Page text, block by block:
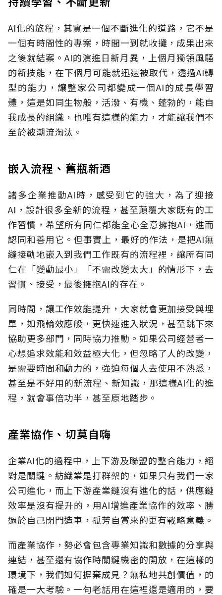
AI化的旅程，其實是一個不斷進化的道路，它不是
一個有時間性的專案，時間一到就收攤，成果出來
之後就結案。AI的演進日新月異，上個月獨領風騷
的新技能，在下個月可能就迅速被取代，透過AI轉
型的能力，讓整家公司都變成一個AI的成長學習
體，這是如同生物般，活潑、有機、蓬勃的，能自
我成長的組織，也唯有這樣的能力，才能讓我們不
至於被潮流淘汰。
嵌入流程、舊瓶新酒
諸多企業推動AI時，感受到它的強大，為了迎接
AI，設計很多全新的流程，甚至顛覆大家既有的工
作習慣，希望所有同仁都能全心全意擁抱AI，進而
認同和善用它。但事實上，最好的作法，是把AI無
縫接軌地嵌入到我們工作既有的流程裡，讓所有同
仁在「變動最小」「不需改變太大」的情形下，去
習慣、接受，最後擁抱AI的存在。
同時間，讓工作效能提升，大家就會更加接受與埋
單，如飛輪效應般，更快速進入狀況，甚至跳下來
協助更多部門，同時協力推動。如果公司經營者一
心想追求效能和效益極大化，但忽略了人的改變，
是需要時間和動力的，強迫每個人去使用不熟悉，
甚至是不好用的新流程、新知識，那這樣AI化的進
程，就會事倍功半，甚至原地踏步。
產業協作、切莫自嗨
企業AI化的過程中，上下游及聯盟的整合能力，絕
對是關鍵。紡織業是打群架的，如果只有我們一家
公司進化，而上下游產業鏈沒有進化的話，供應鏈
效率是沒有提升的，用AI增進產業協作的效率、勝
過於自己閉門造車，孤芳自賞來的更有戰略意義。
而產業協作，勢必會包含專業知識和數據的分享與
連結，甚至還有協作時關鍵機密的開放，在這樣的
環境下，我們如何摒棄成見？無私地共創價值，的
確是一大考驗。一句老話用在這裡還是適用的，要